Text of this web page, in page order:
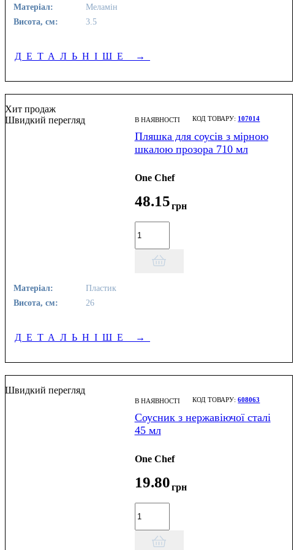
Матеріал:
Меламін
Висота, см:
3.5
ДЕТАЛЬНІШЕ →
Хит продаж
Швидкий перегляд
В НАЯВНОСТІ 107014
Пляшка для соусів з мірною
шкалою прозора 710 мл
One Chef
48.15грн
Матеріал:
Пластик
Висота, см:
26
ДЕТАЛЬНІШЕ →
Швидкий перегляд
В НАЯВНОСТІ 608063
Соусник з нержавіючої сталі
45 мл
One Chef
19.80грн